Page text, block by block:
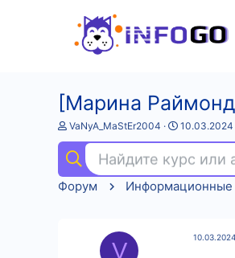
[Марина
А
т
о
р
т
VaNyA_MaStEr2004
Д
а
н
а
10.03.2024
Найдите курс или
Форум
Информационные
V
10.03.2024